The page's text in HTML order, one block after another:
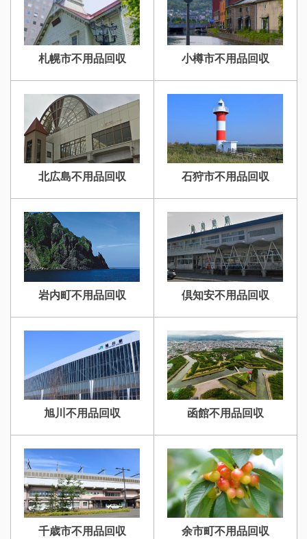
札幌市不用品回収 小樽市不用品回収
北広島不用品回収 石狩市不用品回収
岩内町不用品回収 倶知安不用品回収
旭川不用品回収 函館不用品回収
千歳市不用品回収 余市町不用品回収